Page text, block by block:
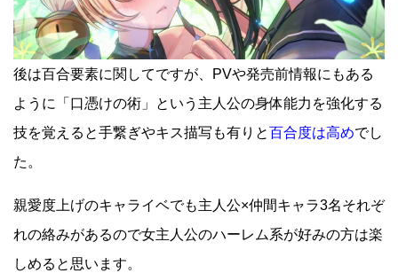
後は百合要素に関してですが、PVや発売前情報にもある
ように「口憑けの術」という主人公の身体能力を強化する
技を覚えると手繋ぎやキス描写も有りと百合度は高めでし
た。
親愛度上げのキャライベでも主人公×仲間キャラ3名それぞ
れの絡みがあるので女主人公のハーレム系が好みの方は楽
しめると思います。